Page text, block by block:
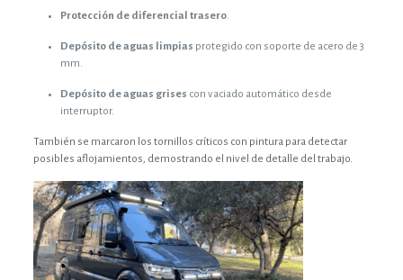
Protección de diferencial trasero.
Depósito de aguas limpias protegido con soporte de acero de 3
mm.
Depósito de aguas grises con vaciado automático desde
interruptor.
También se marcaron los tornillos críticos con pintura para detectar
posibles aflojamientos, demostrando el nivel de detalle del trabajo.